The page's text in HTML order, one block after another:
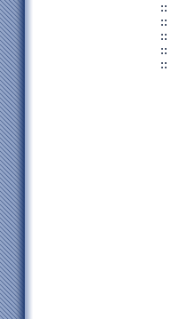
::
::
::
::
::